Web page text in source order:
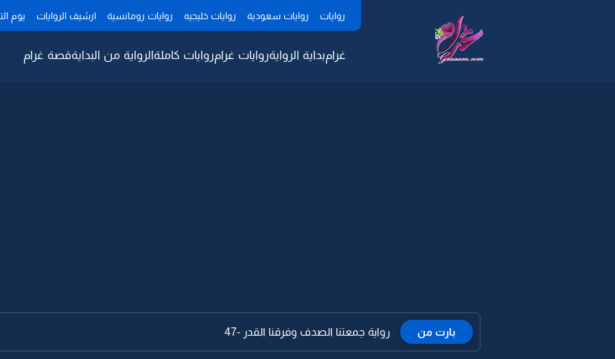
روايات روايات سعودية روايات خليجيه روايات رومانسية ارشيف الروايات يوم
غرامبداية الروايةروايات غرامروايات كاملةالرواية من البدايةقصة غرام
بارت من رواية جمعتنا الصدف وفرقنا القدر -47